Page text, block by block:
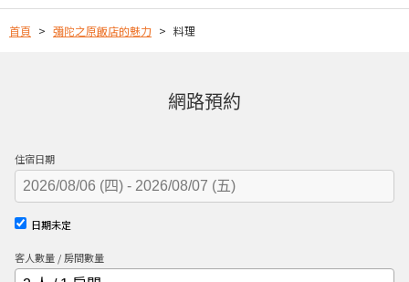
首頁 彌陀之原飯店的魅力 料理
網路預約
住宿日期
日期未定
客人數量 / 房間數量